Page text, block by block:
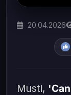
20.04.2026
Musti,